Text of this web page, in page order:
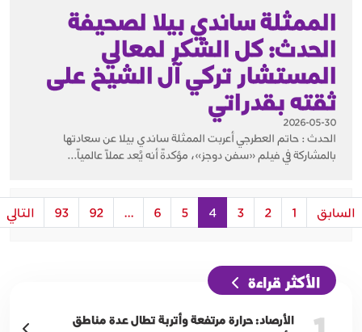
الممثلة ساندي بيلا لصحيفة
الحدث: كل الشكر لمعالي
المستشار تركي آل الشيخ على
ثقته بقدراتي
2026-05-30
الحدث : حاتم العطرجي أعربت الممثلة ساندي بيلا عن سعادتها
بالمشاركة في فيلم «سفن دوجز»، مؤكدةً أنه يُعد عملاً عالمياً...
السابق 1
2
3
4
5
6
...
92
93 التالي
الأكثر قراءة
الأرصاد: حرارة مرتفعة وأتربة تطال عدة مناطق